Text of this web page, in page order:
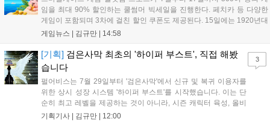
임을 최대 90% 할인하는 쿨썸머 빅세일을 진행한다. 페치카 등 다양한
게임이 포함되며 3차에 걸친 할인 쿠폰도 제공된다. 15일에는 1920년대
경성 배경의 신작 그날의 신문이 출시되며, 15일부터 17일까지는 국내
은 공식 페이지에서 확인 가능하다....
게임뉴스 | 김규만 14:58
[기획] 검은사막 최초의 '하이퍼 부스트', 직접 해봤
습니다
펄어비스는 7월 29일부터 '검은사막'에서 신규 및 복귀 이용자를
위한 상시 성장 시스템 '하이퍼 부스트'를 시작했습니다. 이는 단
순히 최고 레벨을 제공하는 것이 아니라, 시즌 캐릭터 육성, 올비
아 아카데미 수료, 아침의 나라 설화 진행 등 4단계 과정을 통해
기획기사 | 김규만 12:00
3